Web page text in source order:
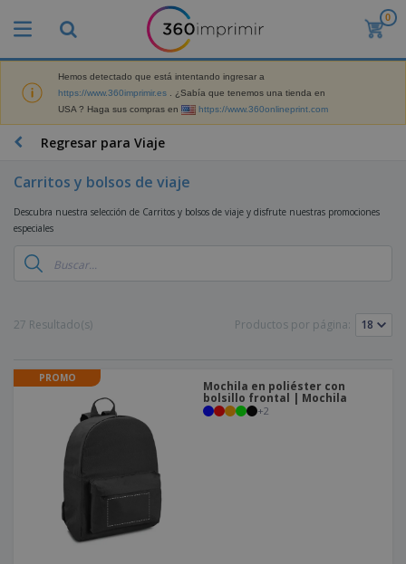
0
Hemos detectado que está intentando ingresar a
https://www.360imprimir.es
. ¿Sabía que tenemos una tienda en
USA ? Haga sus compras en
https://www.360onlineprint.com
Regresar para Viaje
Carritos y bolsos de viaje
Descubra nuestra selección de Carritos y bolsos de viaje y disfrute nuestras promociones
especiales
27 Resultado(s) Productos por página:
PROMO
Mochila en poliéster con
bolsillo frontal | Mochila
+2